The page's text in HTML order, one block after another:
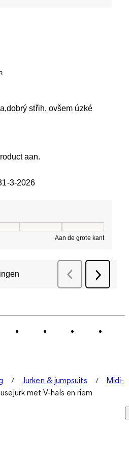
střih, ovšem úzké
aan.
3-2026
Aan de grote kant
Vorige
Jurken & jumpsuits
Midi-
met V-hals en riem